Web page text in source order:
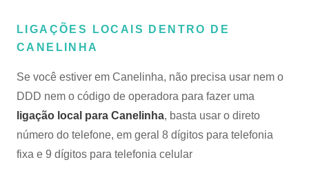
LIGAÇÕES LOCAIS DENTRO DE
CANELINHA
Se você estiver em Canelinha, não precisa usar nem o
DDD nem o código de operadora para fazer uma
ligação local para Canelinha, basta usar o direto
número do telefone, em geral 8 dígitos para telefonia
fixa e 9 dígitos para telefonia celular